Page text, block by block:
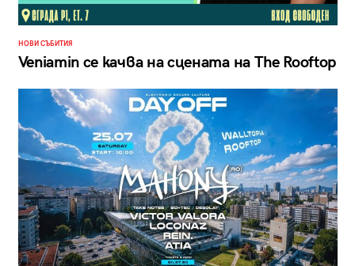
НОВИ СЪБИТИЯ
Veniamin се качва на сцената на The Rooftop